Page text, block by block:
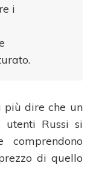
i
più dire che un
utenti Russi si
comprendono
di quello